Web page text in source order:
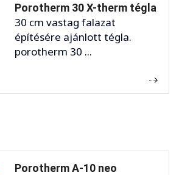
Porotherm 30 X-therm tégla
30 cm vastag falazat
építésére ajánlott tégla.
porotherm 30 ...
Porotherm A-10 neo